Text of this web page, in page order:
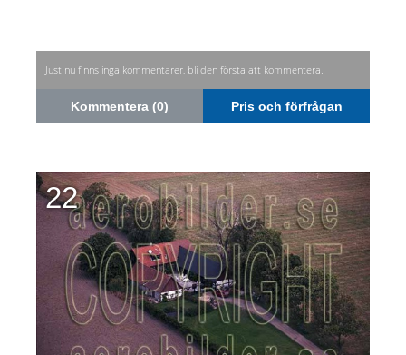
Just nu finns inga kommentarer, bli den första att kommentera.
Kommentera (0) Pris och förfrågan
22